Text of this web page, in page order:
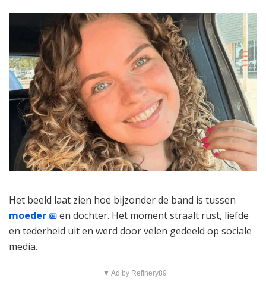
Het beeld laat zien hoe bijzonder de band is tussen
moeder
en dochter. Het moment straalt rust, liefde
en tederheid uit en werd door velen gedeeld op sociale
media.
▼ Ad by Refinery89